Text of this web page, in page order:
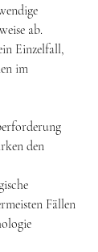
ab.
Einzelfall,
im
den
Fällen